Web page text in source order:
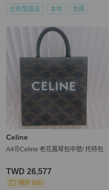
近新閒置品 本地 免運
Celine
A4🉑Celine 老花風琴包中號/ 托特包
TWD 26,577
現折 800